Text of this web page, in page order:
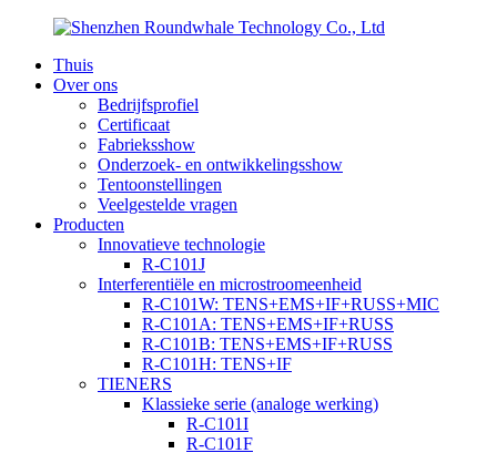
Thuis
Over ons
Bedrijfsprofiel
Certificaat
Fabrieksshow
Onderzoek- en ontwikkelingsshow
Tentoonstellingen
Veelgestelde vragen
Producten
Innovatieve technologie
R-C101J
Interferentiële en microstroomeenheid
R-C101W: TENS+EMS+IF+RUSS+MIC
R-C101A: TENS+EMS+IF+RUSS
R-C101B: TENS+EMS+IF+RUSS
R-C101H: TENS+IF
TIENERS
Klassieke serie (analoge werking)
R-C101I
R-C101F